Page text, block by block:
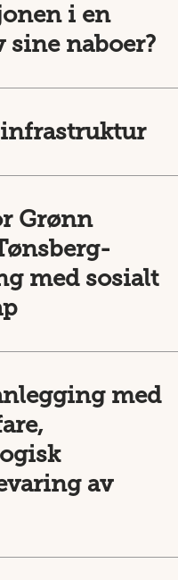
i en
naboer?
Grønn
med sosialt
med
av